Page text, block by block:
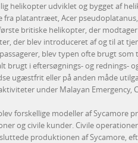
helikopter udviklet og bygget af
fra platantræet, Acer
britiske helikopter, der
der blev introduceret af og til at
blev typen ofte brugt som
brugt i eftersøgnings- og rednings-
ugæstfrit eller på anden måde
under Malayan Emergency,
forskellige modeller af Sycamore
og civile kunder. Civile
produktionen af Sycamore,